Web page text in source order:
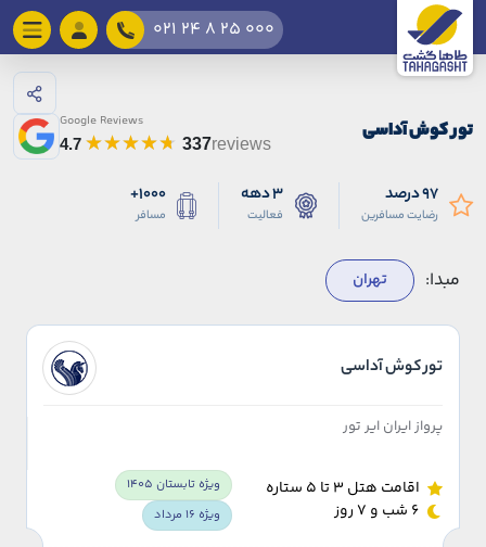
021 24 8 25 000
تور کوش آداسی
Google Reviews
4.7
337reviews
97 درصد
رضایت مسافرین
3 دهه
فعالیت
1000+
مسافر
مبدا: تهران
تور کوش آداسی
پرواز ایران ایر تور
اقامت هتل 3 تا 5 ستاره
6 شب و 7 روز
ویژه تابستان 1405
ویژه 16 مرداد